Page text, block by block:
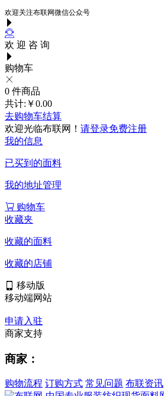
欢迎关注布联网微信公众号
欢 迎 咨 询
购物车
0 件商品
共计: ￥0.00
去购物车结算
欢迎光临布联网！ 请登录免费注册
我的信息
已买到的面料
我的地址管理
购物车
收藏夹
收藏的面料
收藏的店铺
移动版
移动端网站
申请入驻
商家支持
商家：
购物流程 订购方式 常见问题 布联资讯